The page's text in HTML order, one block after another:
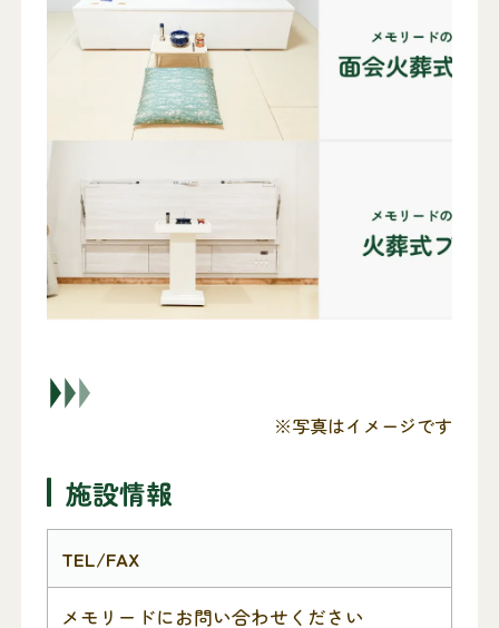
※写真はイメージです
施設情報
TEL/FAX
メモリードにお問い合わせください